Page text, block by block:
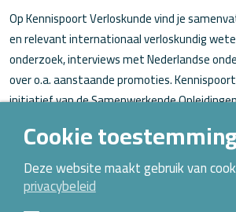
Op Kennispoort Verloskunde vind je
en relevant internationaal verloskundig
onderzoek, interviews met Nederlandse
over o.a. aanstaande promoties.
initiatief van de Samenwerkende
Over Kennispoort Verloskunde
Contact
Cookie toestemming
Deze website maakt gebruik van
privacybeleid